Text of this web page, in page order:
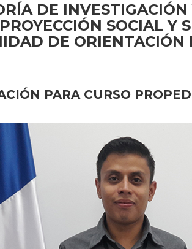
DE
SOCIAL Y
DE ORIENTACIÓN
PARA CURSO